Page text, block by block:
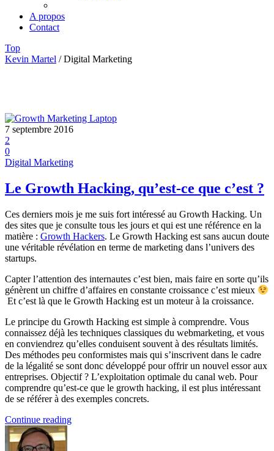
A propos
Contact
Top
Kevin Martel /Digital Marketing
7 septembre 2016
2
0
Digital Marketing
Le Growth Hacking, qu’est-ce que c’est ?
Ces derniers mois je me suis fort intéressé au Growth Hacking. Un
des sites que je consulte tous les jours et qui est une référence en la
matière : Growth Hackers. Le Growth Hacking est sans aucun doute
une véritable révélation en terme de marketing dans l’univers des
startups.
Capter l’attention des internautes c’est bien, mais faire en sorte qu’ils
génèrent un chiffre d’affaires en constante croissance c’est mieux
Et c’est là que le Growth Hacking est un moteur à la croissance.
Le principe du Growth Hacking est simple à comprendre. Vous
connaissez déjà les techniques classiques du webmarketing, et vous
en conviendrez qu’elles conduisent souvent à des résultats limités.
Des méthodes peu conformistes mais qui s’inscrivent dans le cadre
de la légalité se sont donc développé pour offrir un nouvel essor aux
entreprises. Objectif ? L’exploitation optimale du canal web. Pour
comprendre qu’est-ce que le growth hacking, il est plus intéressant
de se référer à des exemples concrets.
Continue reading